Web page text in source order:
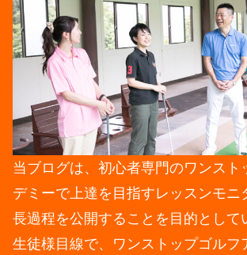
当ブログは、初心者専門のワンスト
デミーで上達を目指すレッスンモニ
長過程を公開することを目的として
生徒様目線で、ワンストップゴルフ